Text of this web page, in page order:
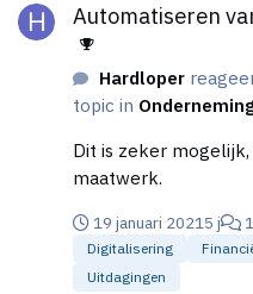
Automatiseren
Hardloper
topic in
Dit is zeker
maatwerk.
19 januari 20215 j
Digitalisering
Uitdagingen